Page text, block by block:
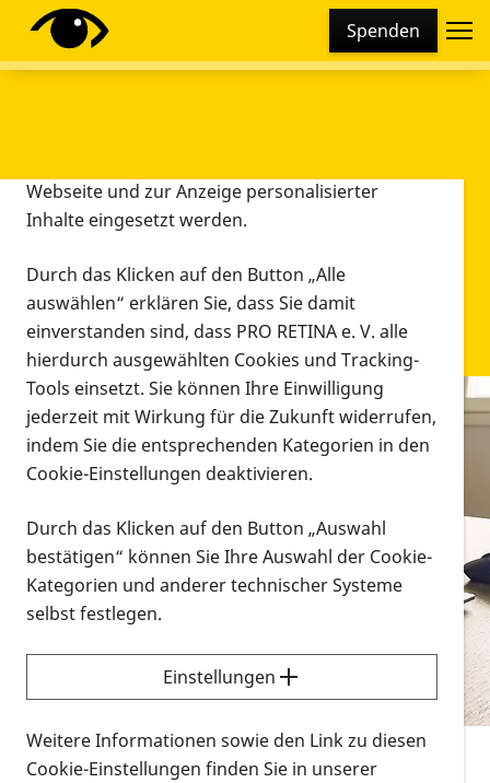
Spenden
Infomaterial
Infomaterial
Vorlesen
Alle Infomaterialien in verschiedenen
Formaten an einem Ort
Sie möchten wissen, wie Sie nach Infonmaterial
suchen und dieses bestellen bzw. herunterladen
können? Schauen Sie sich dieErklärvideos zum
Thema Infomaterial auf der PRO RETINA-Website
für blinde und sehbehinderte Menschen an.
Diese Webseite setzt verschiedene Cookies und
Tracking-Tools ein. Dies beinhaltet Cookies und
Webseite und zur Anzeige personalisierter
Inhalte eingesetzt werden.
Durch das Klicken auf den Button „Alle
auswählen“ erklären Sie, dass Sie damit
einverstanden sind, dass PRO RETINA e. V. alle
hierdurch ausgewählten Cookies und Tracking-
Tools einsetzt. Sie können Ihre Einwilligung
jederzeit mit Wirkung für die Zukunft widerrufen,
indem Sie die entsprechenden Kategorien in den
Cookie-Einstellungen deaktivieren.
Durch das Klicken auf den Button „Auswahl
bestätigen“ können Sie Ihre Auswahl der Cookie-
Kategorien und anderer technischer Systeme
selbst festlegen.
Einstellungen
Weitere Informationen sowie den Link zu diesen
Cookie-Einstellungen finden Sie in unserer